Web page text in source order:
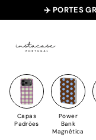
para
Conteúdo
✈️ PORTES
n
t
a
C
a
Capas
Padrões
Power
Bank
Magnética